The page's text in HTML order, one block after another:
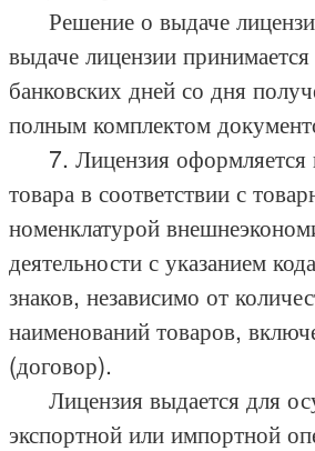
Решение о выдаче
выдаче лицензии
банковских дней со дня
полным комплектом
7. Лицензия оформляется
товара в соответствии с
номенклатурой
деятельности с указанием
знаков, независимо от
наименований товаров,
(договор).
Лицензия выдается для
экспортной или импортной